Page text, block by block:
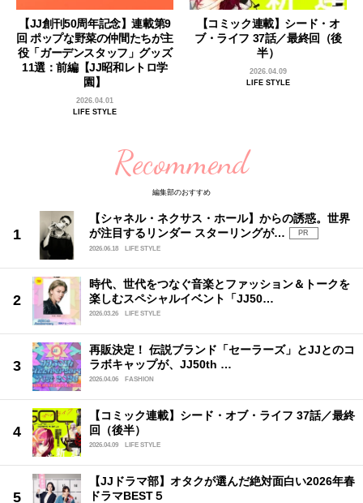
【JJ創刊50周年記念】連載第9
回 ポップな野菜の仲間たちが主
役「ガーデンスタッフ」グッズ
11選：前編【JJ昭和レトロ学
園】
2026.04.01
LIFE STYLE
【コミック連載】シード・オ
ブ・ライフ 37話／最終回（後
半）
2026.04.09
LIFE STYLE
Recommend
編集部のおすすめ
【シャネル・ネクサス・ホール】からの誘惑。世界
が注目するリンダー スターリングが…
PR
2026.06.18
LIFE STYLE
時代、世代をつなぐ音楽とファッション＆トークを
楽しむスペシャルイベント「JJ50…
2026.03.26 LIFE STYLE
再販決定！ 伝説ブランド「セーラーズ」とJJとのコ
ラボキャップが、JJ50th …
2026.04.06 FASHION
【コミック連載】シード・オブ・ライフ 37話／最終
回（後半）
2026.04.09 LIFE STYLE
【JJドラマ部】オタクが選んだ絶対面白い2026年春
ドラマBEST５